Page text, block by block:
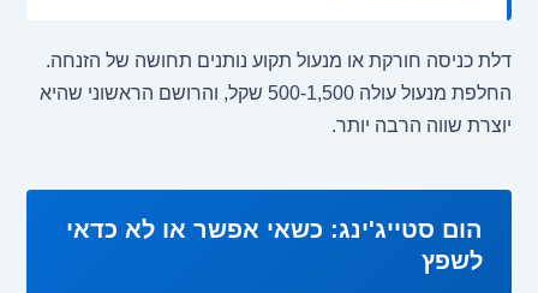
דלת כניסה חורקת או מנעול תקוע נותנים תחושה של הזנחה.
החלפת מנעול עולה 500-1,500 שקל, והרושם הראשוני שהיא
יוצרת שווה הרבה יותר.
הום סטייג'ינג: כשאי אפשר או לא כדאי
לשפץ